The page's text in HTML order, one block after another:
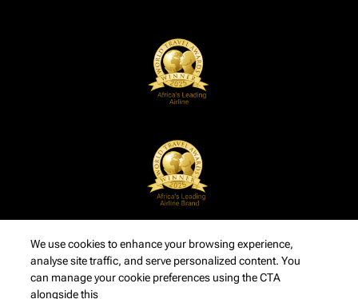
We use cookies to enhance your browsing experience,
analyse site traffic, and serve personalized content. You
can manage your cookie preferences using the CTA
alongside this